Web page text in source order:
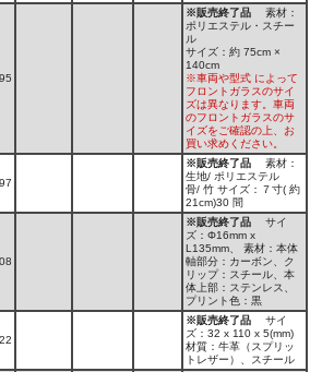
※販売終了品 素材：
ポリエステル・スチー
ル
サイズ：約 75cm ×
140cm
※車両や型式 によって
フロントガラスのサイ
ズは異なります。車両
のフロントガラスのサ
イズをご確認の上、お
買い求めください。
※販売終了品 素材：
生地/ ポリエステル
骨/ 竹 サイズ：７寸( 約
21cm)30 間
※販売終了品 サイ
ズ：Φ16mm x
L135mm、 素材：本体
軸部分：カーボン、ク
リップ：スチール、本
体上部：ステンレス、
プリント色：黒
※販売終了品 サイ
ズ：32 x 110 x 5(mm)
材質：牛革（スプリッ
トレザー）、スチール